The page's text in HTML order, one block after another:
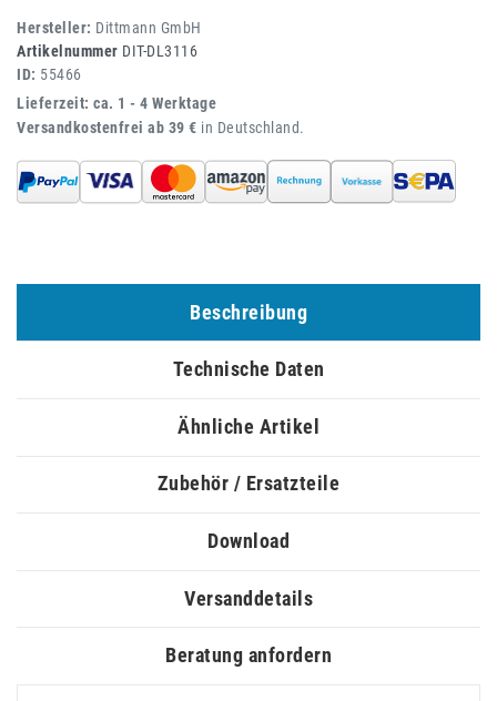
Hersteller: Dittmann GmbH
Artikelnummer DIT-DL3116
ID: 55466
Lieferzeit: ca. 1 - 4 Werktage
Versandkostenfrei ab 39 € in Deutschland.
Beschreibung
Technische Daten
Ähnliche Artikel
Zubehör / Ersatzteile
Download
Versanddetails
Beratung anfordern